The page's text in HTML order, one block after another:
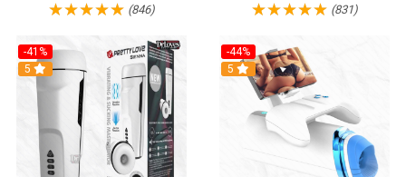
(846) (831)
-41%
Hot
5
-44%
Hot
5